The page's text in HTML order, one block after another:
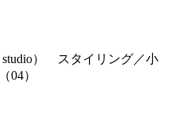
studio） スタイリング／小
04）